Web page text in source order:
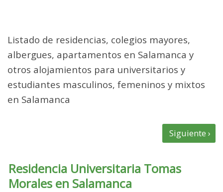
Listado de residencias, colegios mayores,
albergues, apartamentos en Salamanca y
otros alojamientos para universitarios y
estudiantes masculinos, femeninos y mixtos
en Salamanca
Residencia Universitaria Tomas
Morales en Salamanca